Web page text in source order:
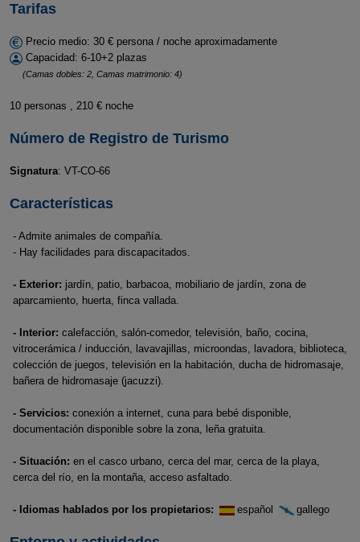
Tarifas
Precio medio: 30 € persona / noche aproximadamente
Capacidad: 6-10+2 plazas
(Camas dobles: 2, Camas matrimonio: 4)
10 personas , 210 € noche
Número de Registro de Turismo
Signatura: VT-CO-66
Características
- Admite animales de compañía.
- Hay facilidades para discapacitados.
- Exterior: jardín, patio, barbacoa, mobiliario de jardín, zona de
aparcamiento, huerta, finca vallada.
- Interior: calefacción, salón-comedor, televisión, baño, cocina,
vitrocerámica / inducción, lavavajillas, microondas, lavadora, biblioteca,
colección de juegos, televisión en la habitación, ducha de hidromasaje,
bañera de hidromasaje (jacuzzi).
- Servicios: conexión a internet, cuna para bebé disponible,
documentación disponible sobre la zona, leña gratuita.
- Situación: en el casco urbano, cerca del mar, cerca de la playa,
cerca del río, en la montaña, acceso asfaltado.
- Idiomas hablados por los propietarios: español gallego